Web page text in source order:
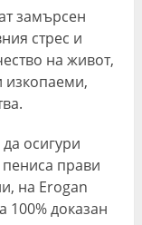
замърсен
стрес и
на живот,
изкопаеми,
осигури
прави
на Erogan
100% доказан